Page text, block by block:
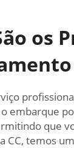
os
embarque
que
CC, temos